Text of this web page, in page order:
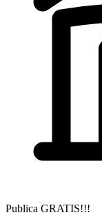
Publica GRATIS!!!